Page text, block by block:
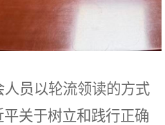
员以轮流领读的方式
关于树立和践行正确